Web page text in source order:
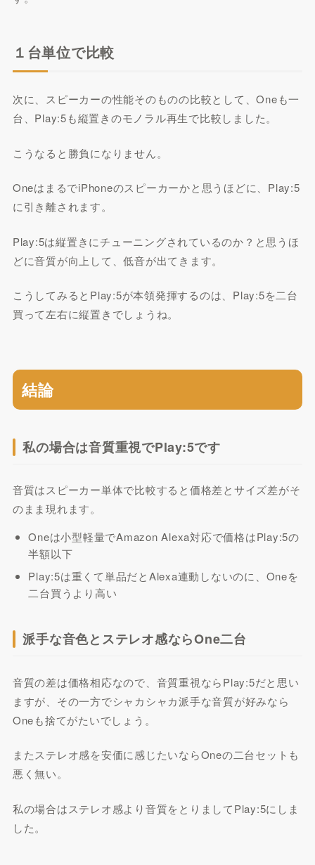
１台単位で比較
次に、スピーカーの性能そのものの比較として、Oneも一
台、Play:5も縦置きのモノラル再生で比較しました。
こうなると勝負になりません。
OneはまるでiPhoneのスピーカーかと思うほどに、Play:5
に引き離されます。
Play:5は縦置きにチューニングされているのか？と思うほ
どに音質が向上して、低音が出てきます。
こうしてみるとPlay:5が本領発揮するのは、Play:5を二台
買って左右に縦置きでしょうね。
結論
私の場合は音質重視でPlay:5です
音質はスピーカー単体で比較すると価格差とサイズ差がそ
のまま現れます。
Oneは小型軽量でAmazon Alexa対応で価格はPlay:5の
半額以下
Play:5は重くて単品だとAlexa連動しないのに、Oneを
二台買うより高い
派手な音色とステレオ感ならOne二台
音質の差は価格相応なので、音質重視ならPlay:5だと思い
ますが、その一方でシャカシャカ派手な音質が好みなら
Oneも捨てがたいでしょう。
またステレオ感を安価に感じたいならOneの二台セットも
悪く無い。
私の場合はステレオ感より音質をとりましてPlay:5にしま
した。